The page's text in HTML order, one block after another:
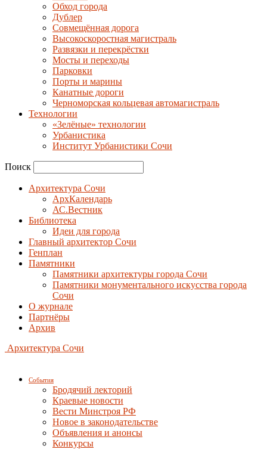
Обход города
Дублер
Совмещённая дорога
Высокоскоростная магистраль
Развязки и перекрёстки
Мосты и переходы
Парковки
Порты и марины
Канатные дороги
Черноморская кольцевая автомагистраль
Технологии
«Зелёные» технологии
Урбанистика
Институт Урбанистики Сочи
Поиск
Архитектура Сочи
АрхКалендарь
АС.Вестник
Библиотека
Идеи для города
Главный архитектор Сочи
Генплан
Памятники
Памятники архитектуры города Сочи
Памятники монументального искусства города
Сочи
О журнале
Партнёры
Архив
Архитектура Сочи
События
Бродячий лекторий
Краевые новости
Вести Минстроя РФ
Новое в законодательстве
Объявления и анонсы
Конкурсы